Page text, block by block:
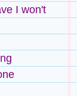
I won't